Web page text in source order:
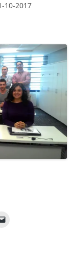
10-2017